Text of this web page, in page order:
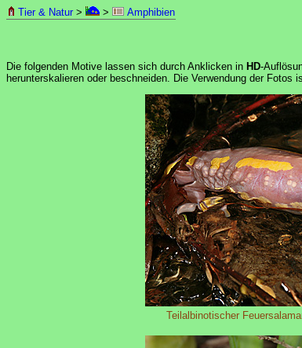
Tier & Natur> > Amphibien
Die folgenden Motive lassen sich durch Anklicken in HD-
herunterskalieren oder beschneiden. Die Verwendung der Fotos
Teilalbinotischer